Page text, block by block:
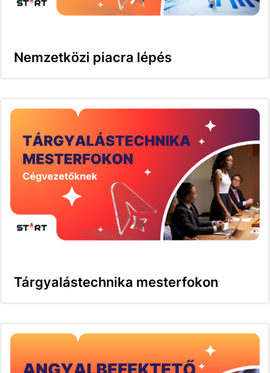
Nemzetközi piacra lépés
Tárgyalástechnika mesterfokon